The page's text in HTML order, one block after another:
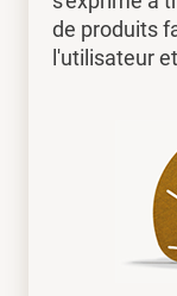
de produits
l'utilisateur